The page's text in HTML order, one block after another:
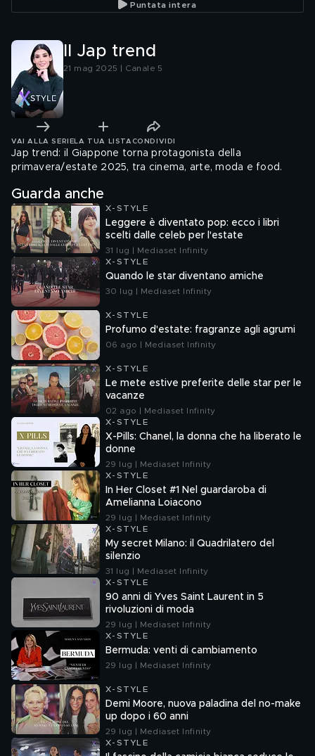
Puntata intera
Il Jap trend
21 mag 2025 | Canale 5
VAI ALLA SERIE LA TUA LISTA CONDIVIDI
Jap trend: il Giappone torna protagonista della
primavera/estate 2025, tra cinema, arte, moda e food.
Guarda anche
X-STYLE
Leggere è diventato pop: ecco i libri
scelti dalle celeb per l'estate
31 lug | Mediaset Infinity
X-STYLE
Quando le star diventano amiche
30 lug | Mediaset Infinity
X-STYLE
Profumo d'estate: fragranze agli agrumi
06 ago | Mediaset Infinity
X-STYLE
Le mete estive preferite delle star per le
vacanze
02 ago | Mediaset Infinity
X-STYLE
X-Pills: Chanel, la donna che ha liberato le
donne
29 lug | Mediaset Infinity
X-STYLE
In Her Closet #1 Nel guardaroba di
Amelianna Loiacono
29 lug | Mediaset Infinity
X-STYLE
My secret Milano: il Quadrilatero del
silenzio
31 lug | Mediaset Infinity
X-STYLE
90 anni di Yves Saint Laurent in 5
rivoluzioni di moda
29 lug | Mediaset Infinity
X-STYLE
Bermuda: venti di cambiamento
29 lug | Mediaset Infinity
X-STYLE
Demi Moore, nuova paladina del no-make
up dopo i 60 anni
29 lug | Mediaset Infinity
X-STYLE